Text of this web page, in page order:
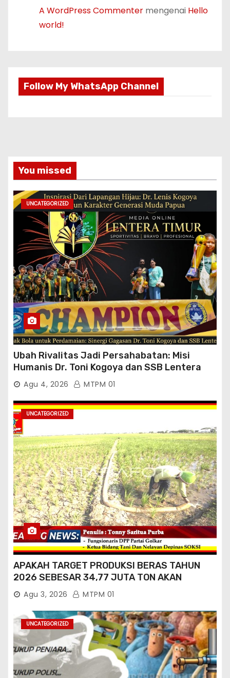
A WordPress Commenter mengenai Hello
world!
Follow My WhatsApp Channel
You missed
UNCATEGORIZED
Ubah Rivalitas Jadi Persahabatan: Misi
Humanis Dr. Toni Kogoya dan SSB Lentera
TimurAgu 4, 2026 MTPM 01
UNCATEGORIZED
APAKAH TARGET PRODUKSI BERAS TAHUN
2026 SEBESAR 34,77 JUTA TON AKAN
TERCAPAI ?
Agu 3, 2026 MTPM 01
UNCATEGORIZED